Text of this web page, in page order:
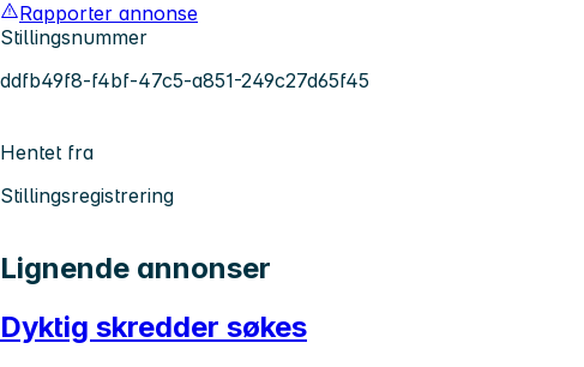
Rapporter annonse
Stillingsnummer
ddfb49f8-f4bf-47c5-a851-249c27d65f45
Hentet fra
Stillingsregistrering
Lignende annonser
Dyktig skredder søkes